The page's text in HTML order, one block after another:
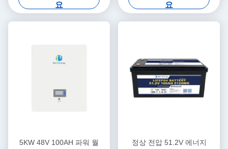
요
요
5KW 48V 100AH 파워 월
정상 전압 51.2V 에너지